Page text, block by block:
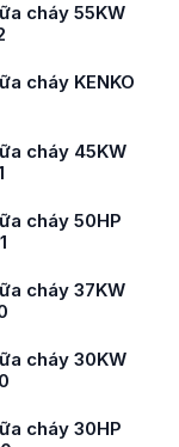
cháy 55KW
cháy KENKO
cháy 45KW
cháy 50HP
cháy 37KW
cháy 30KW
cháy 30HP